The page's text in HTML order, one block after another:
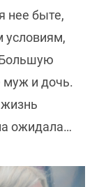
нее быте,
условиям,
и дочь.
ожидала…